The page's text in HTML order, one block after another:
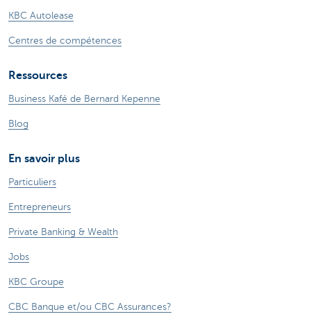
KBC Autolease
Centres de compétences
Ressources
Business Kafé de Bernard Kepenne
Blog
En savoir plus
Particuliers
Entrepreneurs
Private Banking & Wealth
Jobs
KBC Groupe
CBC Banque et/ou CBC Assurances?